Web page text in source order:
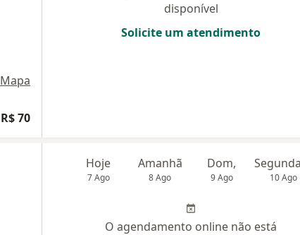
Mapa
R$ 70
disponível
Solicite um atendimento
Hoje
7 Ago
Amanhã
8 Ago
Dom,
9 Ago 10 Ago
O agendamento online não está